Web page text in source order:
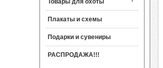
Товары для охоты
Плакаты и схемы
Подарки и сувениры
РАСПРОДАЖА!!!